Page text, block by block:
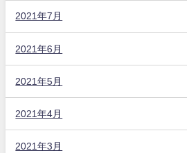
2021年7月
2021年6月
2021年5月
2021年4月
2021年3月